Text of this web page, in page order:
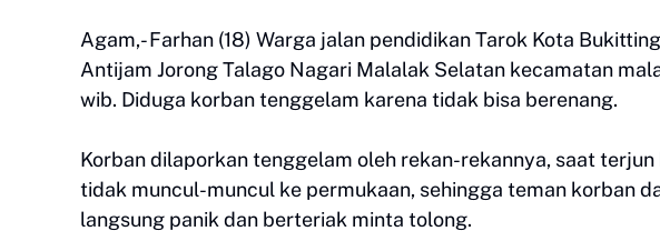
Agam,- Farhan (18) Warga jalan pendidikan Tarok Kota
Antijam Jorong Talago Nagari Malalak Selatan kecamatan
wib. Diduga korban tenggelam karena tidak bisa berenang.
Korban dilaporkan tenggelam oleh rekan-rekannya, saat
tidak muncul-muncul ke permukaan, sehingga teman korban
langsung panik dan berteriak minta tolong.